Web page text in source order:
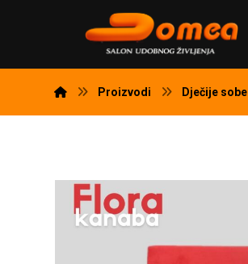
Proizvodi Dječije sobe